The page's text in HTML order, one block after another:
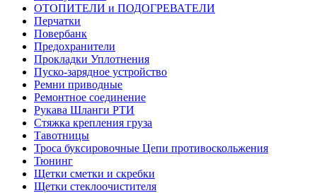
ОТОПИТЕЛИ и ПОДОГРЕВАТЕЛИ
Перчатки
Повербанк
Предохранители
Прокладки Уплотнения
Пуско-зарядное устройство
Ремни приводные
Ремонтное соединение
Рукава Шланги РТИ
Стяжка крепления груза
Тавотницы
Троса буксировочные Цепи противоскольжения
Тюнинг
Щетки сметки и скребки
Щетки стеклоочистителя